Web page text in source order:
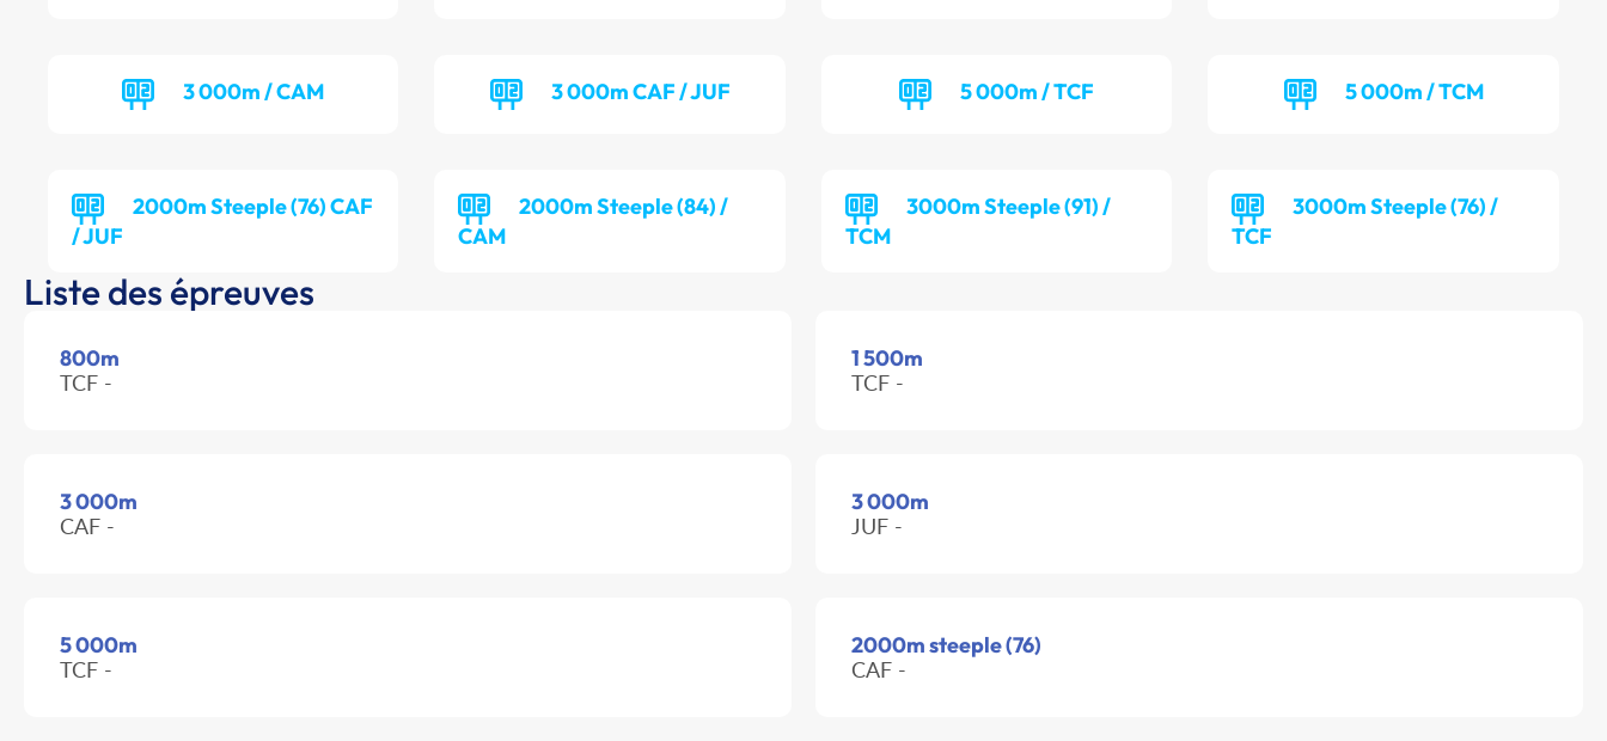
3 000m / CAM 3 000m CAF / JUF 5 000m / TCF 5 000m / TCM
2000m Steeple (76) CAF
/ JUF
2000m Steeple (84) /
CAM
3000m Steeple (91) /
TCM
3000m Steeple (76) /
TCF
Liste des épreuves
800m
TCF -
1 500m
TCF -
3 000m
CAF -
3 000m
JUF -
5 000m
TCF -
2000m steeple (76)
CAF -